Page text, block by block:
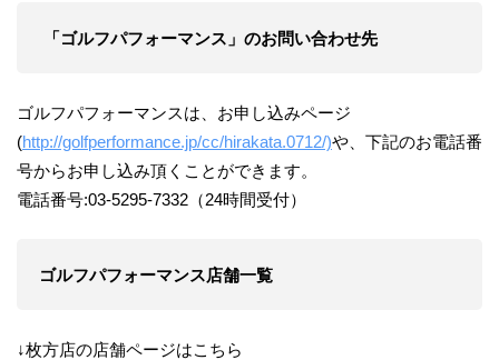
「ゴルフパフォーマンス」のお問い合わせ先
ゴルフパフォーマンスは、お申し込みページ
(http://golfperformance.jp/cc/hirakata.0712/)や、下記のお電話番
号からお申し込み頂くことができます。
電話番号:03-5295-7332（24時間受付）
ゴルフパフォーマンス店舗一覧
↓枚方店の店舗ページはこちら